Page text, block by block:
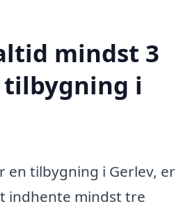
mindst 3
i
en tilbygning i Gerlev, er
indhente mindst tre